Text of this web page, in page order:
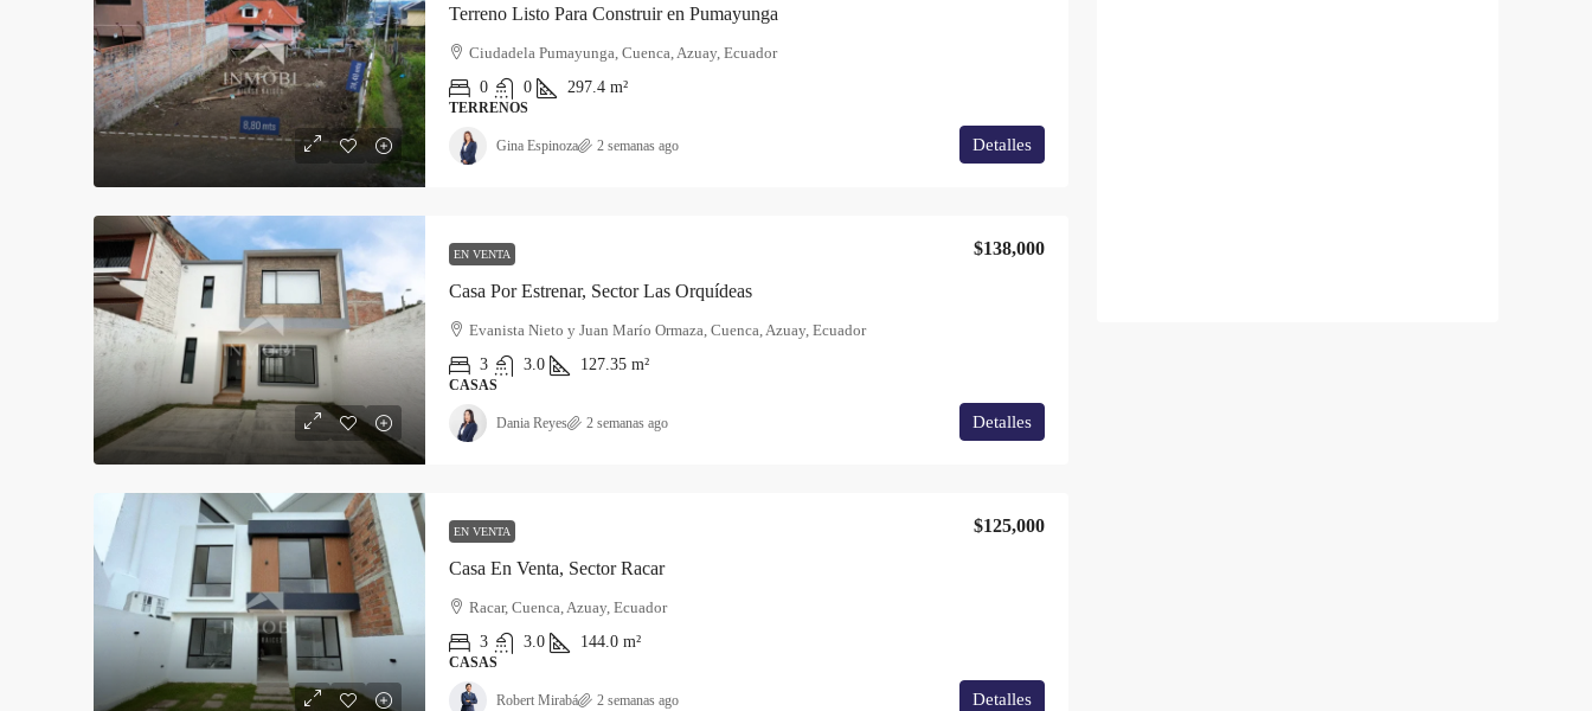
Terreno Listo Para Construir en Pumayunga
Ciudadela Pumayunga, Cuenca, Azuay, Ecuador
0
0 297.4 m²
TERRENOS
Detalles
Gina Espinoza 2 semanas ago
EN VENTA
Casa Por Estrenar, Sector Las Orquídeas
$138,000
Evanista Nieto y Juan Marío Ormaza, Cuenca, Azuay, Ecuador
3
3.0 127.35 m²
CASAS
Detalles
Dania Reyes 2 semanas ago
EN VENTA
Casa En Venta, Sector Racar
$125,000
Racar, Cuenca, Azuay, Ecuador
3
3.0 144.0 m²
CASAS
Detalles
Robert Mirabá 2 semanas ago